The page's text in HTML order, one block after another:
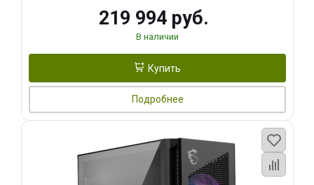
219 994 руб.
В наличии
Купить
Подробнее